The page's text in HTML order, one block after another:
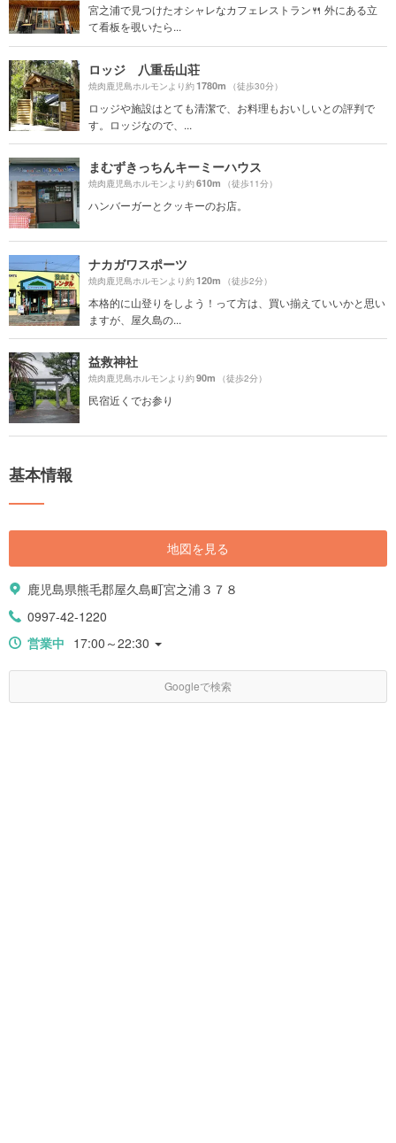
宮之浦で見つけたオシャレなカフェレストラン🍴 外にある立
て看板を覗いたら...
ロッジ 八重岳山荘
焼肉鹿児島ホルモンより約1780m （徒歩30分）
ロッジや施設はとても清潔で、お料理もおいしいとの評判で
す。ロッジなので、...
まむずきっちんキーミーハウス
焼肉鹿児島ホルモンより約610m （徒歩11分）
ハンバーガーとクッキーのお店。
ナカガワスポーツ
焼肉鹿児島ホルモンより約120m （徒歩2分）
本格的に山登りをしよう！って方は、買い揃えていいかと思い
ますが、屋久島の...
益救神社
焼肉鹿児島ホルモンより約90m （徒歩2分）
民宿近くでお参り
基本情報
地図を見る
鹿児島県熊毛郡屋久島町宮之浦３７８
0997-42-1220
営業中 17:00～22:30
Googleで検索